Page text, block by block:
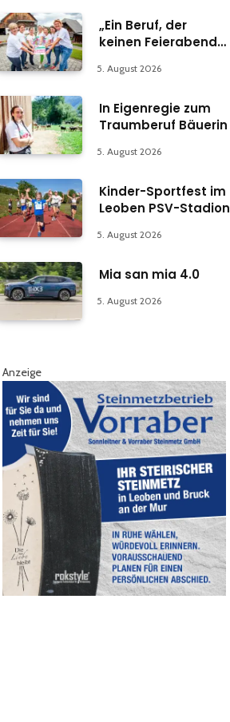
„Ein Beruf, der
keinen Feierabend
5. August 2026
In Eigenregie zum
Traumberuf Bäuerin
5. August 2026
Kinder-Sportfest im
Leoben PSV-Stadion
5. August 2026
Mia san mia 4.0
5. August 2026
Anzeige